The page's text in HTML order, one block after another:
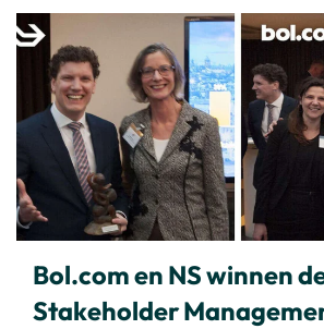
Bol.com en NS winnen
Stakeholder